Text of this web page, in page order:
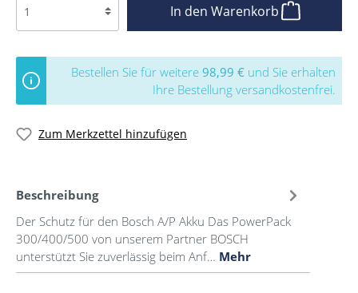
In den Warenkorb
Bestellen Sie für weitere 98,99 € und Sie erhalten
Ihre Bestellung versandkostenfrei.
Zum Merkzettel hinzufügen
Beschreibung
Der Schutz für den Bosch A/P Akku Das PowerPack
300/400/500 von unserem Partner BOSCH
unterstützt Sie zuverlässig beim Anf… Mehr